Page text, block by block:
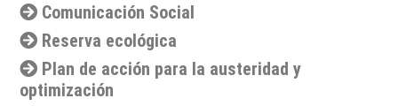
Comunicación Social
Reserva ecológica
Plan de acción para la austeridad y
optimización